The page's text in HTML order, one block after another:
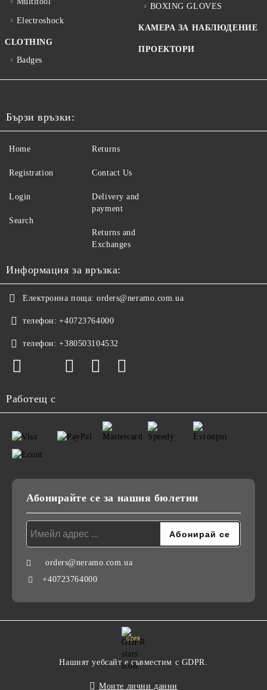
Electroshock
CLOTHING
Badges
BOXING GLOVES
КАМЕРА ЗА НАБЛЮДЕНИЕ
ПРОЕКТОРИ
Бързи връзки:
Home
Registration
Login
Search
Returns
Contact Us
Delivery and
payment
Returns and
Exchanges
Информация за връзка:
Електронна поща: orders@neramo.com.ua
телефон: +40723764000
телефон: +380503104532
Работещ с
Абонирайте се за нашия бюлетин
orders@neramo.com.ua
+40723764000
GDPR
Нашият уебсайт е съвместим с GDPR.
Моите лични данни